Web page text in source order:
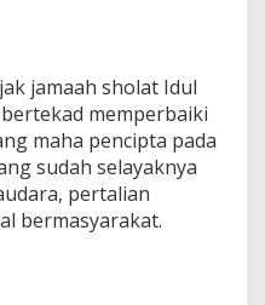
jamaah sholat Idul
memperbaiki
maha pencipta pada
sudah selayaknya
pertalian
bermasyarakat.